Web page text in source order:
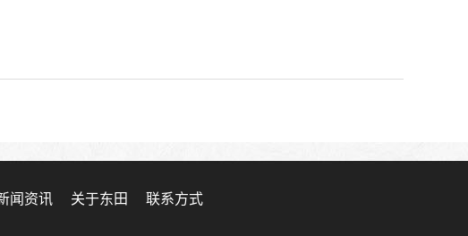
闻资讯 关于东田 联系方式